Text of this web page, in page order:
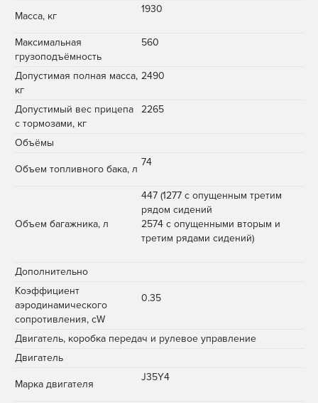
Масса, кг
1930
Максимальная
грузоподъёмность
560
Допустимая полная масса,
кг
2490
Допустимый вес прицепа
с тормозами, кг
2265
Объёмы
Объем топливного бака, л
74
Объем багажника, л
447 (1277 с опущенным третим
рядом сидений
2574 с опущенными вторым и
третим рядами сидений)
Дополнительно
Коэффициент
аэродинамического
сопротивления, cW
0.35
Двигатель, коробка передач и рулевое управление
Двигатель
Марка двигателя
J35Y4